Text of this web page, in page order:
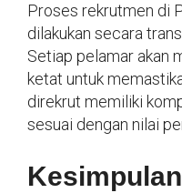
Proses rekrutmen di
dilakukan secara
Setiap pelamar akan
ketat untuk
direkrut memiliki
sesuai dengan nilai